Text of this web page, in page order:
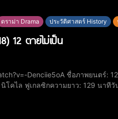
ดราม่า Drama ประวัติศาสตร์ History
12 ตายไม่เป็น
ตายไม่เป็น)​ปีที่ฉาย: 2018​หมวดหมู่: แอ็กชัน, ดราม่า,
โคไล ฟูเกลซิก​ความยาว: 129 นาที​